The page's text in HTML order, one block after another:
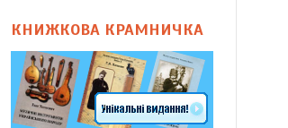
КНИЖКОВА КРАМНИЧКА